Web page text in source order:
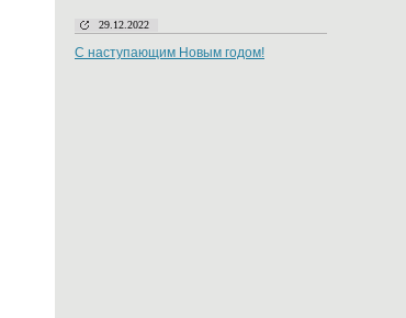
29.12.2022
С наступающим Новым годом!